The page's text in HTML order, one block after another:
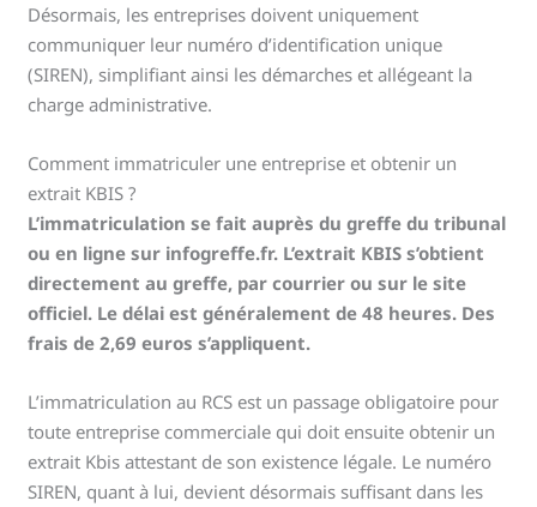
Désormais, les entreprises doivent uniquement
communiquer leur numéro d’identification unique
(SIREN), simplifiant ainsi les démarches et allégeant la
charge administrative.
Comment immatriculer une entreprise et obtenir un
extrait KBIS ?
L’immatriculation se fait auprès du greffe du tribunal
ou en ligne sur infogreffe.fr. L’extrait KBIS s’obtient
directement au greffe, par courrier ou sur le site
officiel. Le délai est généralement de 48 heures. Des
frais de 2,69 euros s’appliquent.
L’immatriculation au RCS est un passage obligatoire pour
toute entreprise commerciale qui doit ensuite obtenir un
extrait Kbis attestant de son existence légale. Le numéro
SIREN, quant à lui, devient désormais suffisant dans les